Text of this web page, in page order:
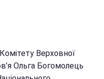
Верховної
Ольга Богомолець